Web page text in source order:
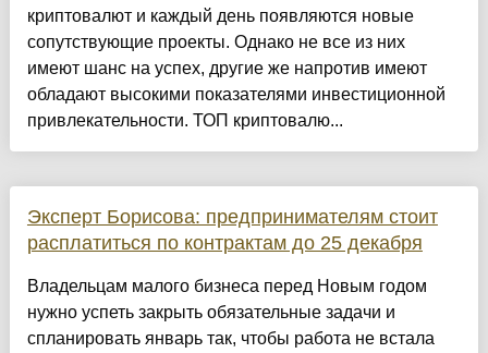
криптовалют и каждый день появляются новые
сопутствующие проекты. Однако не все из них
имеют шанс на успех, другие же напротив имеют
обладают высокими показателями инвестиционной
привлекательности. ТОП криптовалю...
Эксперт Борисова: предпринимателям стоит
расплатиться по контрактам до 25 декабря
Владельцам малого бизнеса перед Новым годом
нужно успеть закрыть обязательные задачи и
спланировать январь так, чтобы работа не встала